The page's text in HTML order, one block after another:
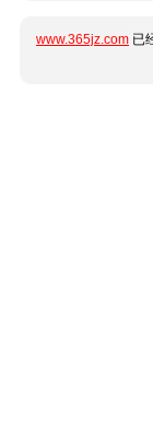
www.365jz.com 已